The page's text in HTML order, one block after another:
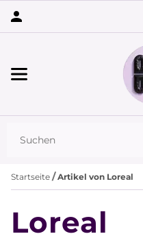
Startseite Artikel von Loreal
Loreal